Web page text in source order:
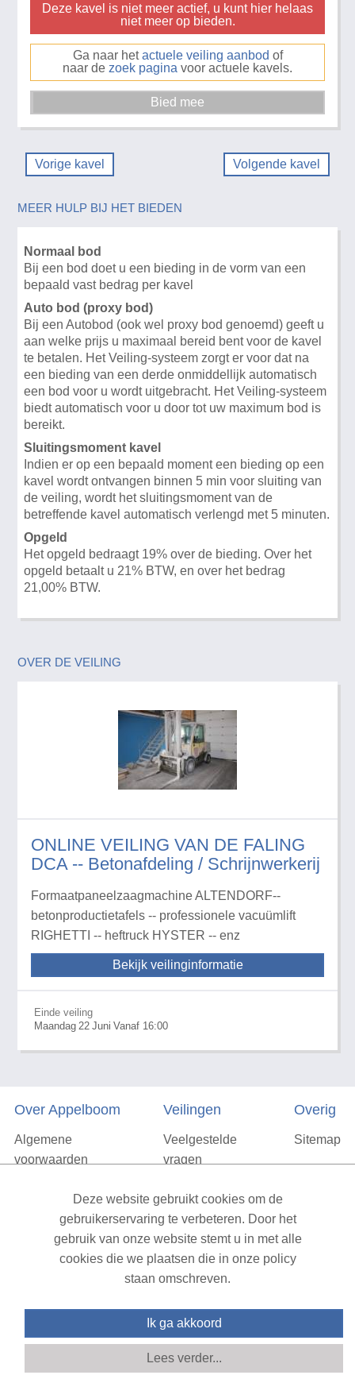
Deze kavel is niet meer actief, u kunt hier helaas
niet meer op bieden.
Ga naar hetactuele veiling aanbod of
naar de zoek pagina voor actuele kavels.
Vorige kavel Volgende kavel
MEER HULP BIJ HET BIEDEN
Normaal bod
Bij een bod doet u een bieding in de vorm van een
bepaald vast bedrag per kavel
Auto bod (proxy bod)
Bij een Autobod (ook wel proxy bod genoemd) geeft u
aan welke prijs u maximaal bereid bent voor de kavel
te betalen. Het Veiling-systeem zorgt er voor dat na
een bieding van een derde onmiddellijk automatisch
een bod voor u wordt uitgebracht. Het Veiling-systeem
biedt automatisch voor u door tot uw maximum bod is
bereikt.
Sluitingsmoment kavel
Indien er op een bepaald moment een bieding op een
kavel wordt ontvangen binnen 5 min voor sluiting van
de veiling, wordt het sluitingsmoment van de
betreffende kavel automatisch verlengd met 5 minuten.
Opgeld
Het opgeld bedraagt 19% over de bieding. Over het
opgeld betaalt u 21% BTW, en over het bedrag
21,00% BTW.
OVER DE VEILING
ONLINE VEILING VAN DE FALING
DCA -- Betonafdeling / Schrijnwerkerij
Formaatpaneelzaagmachine ALTENDORF--
betonproductietafels -- professionele vacuümlift
RIGHETTI -- heftruck HYSTER -- enz
Bekijk veilinginformatie
Einde veiling
Maandag 22 Juni Vanaf 16:00
Over Appelboom
Algemene
voorwaarden
Vacatures
Contact
Veilingen
Veelgestelde
vragen
Overig
Sitemap
| All rights reserved v1.7.6 (NAD-WEB-2)
Deze website gebruikt cookies om de
gebruikerservaring te verbeteren. Door het
gebruik van onze website stemt u in met alle
cookies die we plaatsen die in onze policy
staan omschreven.
Ik ga akkoord
Lees verder...